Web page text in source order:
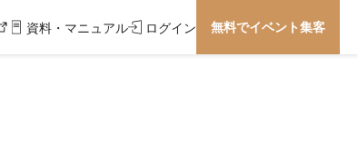
資料・マニュアル ログイン 無料でイベント集客